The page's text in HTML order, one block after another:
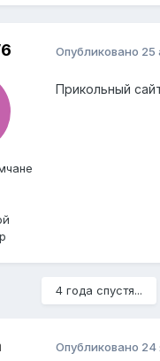
Опубликовано 25
Прикольный
4 года спустя...
Опубликовано 24